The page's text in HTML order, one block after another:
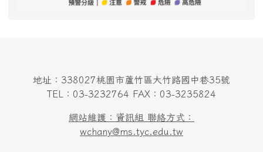
地址：338027桃園市蘆竹區大竹路國中巷35號
TEL：03-3232764 FAX：03-3235824
網站維護：資訊組 聯絡方式：
wchany@ms.tyc.edu.tw